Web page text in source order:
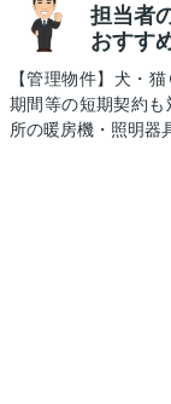
担当者
おすす
【管理物件】犬・
期間等の短期契約
所の暖房機・照明器